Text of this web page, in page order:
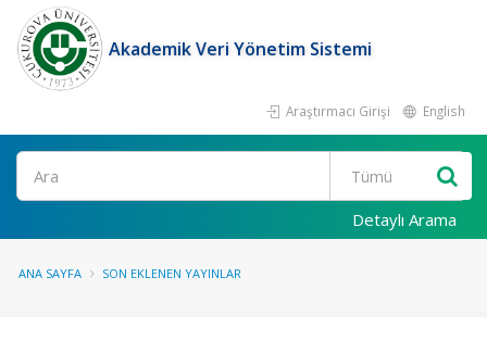
Akademik Veri Yönetim Sistemi
Araştırmacı Girişi English
Ara
Detaylı Arama
ANA SAYFA SON EKLENEN YAYINLAR